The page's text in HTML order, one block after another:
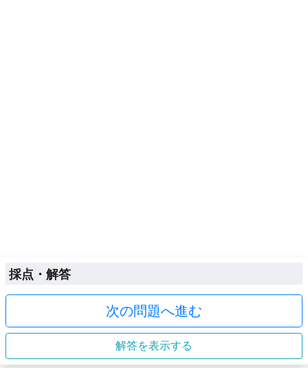
採点・解答
次の問題へ進む
解答を表示する